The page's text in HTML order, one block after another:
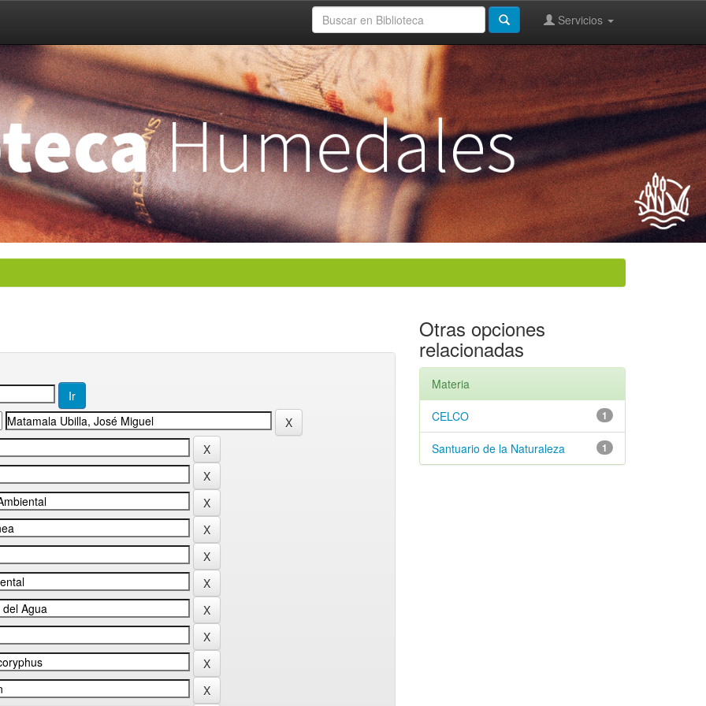
Servicios
Otras opciones
relacionadas
Materia
1
CELCO
1
Santuario de la Naturaleza